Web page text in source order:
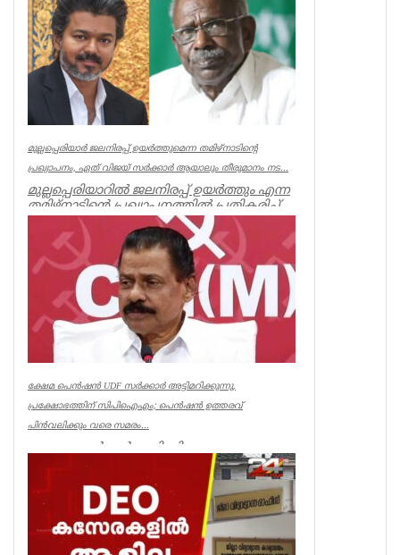
മുല്ലപ്പെരിയാർ ജലനിരപ്പ് ഉയർത്തുമെന്ന തമിഴ്നാടിന്റെ
പ്രഖ്യാപനം, ഏത് വിജയ് സർക്കാർ ആയാലും തീരുമാനം നട...
മുല്ലപ്പെരിയാറിൽ ജലനിരപ്പ് ഉയർത്തും എന്ന
തമിഴ്നാടിന്റെ പ്രഖ്യാപനത്തിൽ പ്രതികരിച്ച്
മുൻമന്ത്രി എം എം...
Kerala
ക്ഷേമ പെൻഷൻ UDF സർക്കാർ അട്ടിമറിക്കുന്നു,
പ്രക്ഷോഭത്തിന് സിപിഐഎം; പെൻഷൻ ഉത്തരവ്
പിൻവലിക്കും വരെ സമരം...
ക്ഷേമ പെൻഷൻ അട്ടിമറിക്കാനുള്ള ബോധ
പൂർവമായ ശ്രമമാണ് യു ഡി എഫ് സർക്കാർ
നടത്തുന്നതെന്ന് സിപിഐഎം സംസ്ഥാ...
Kerala